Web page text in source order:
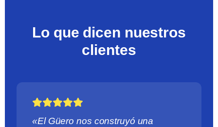
Lo que dicen nuestros
clientes
«El Güero nos construyó una